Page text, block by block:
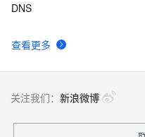
查看更多
DNS
关注我们： 新浪微博